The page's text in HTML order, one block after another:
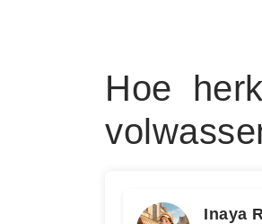
Hoe
Inaya